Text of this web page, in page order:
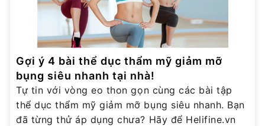
Gợi ý 4 bài thể dục thẩm mỹ giảm mỡ
bụng siêu nhanh tại nhà!
Tự tin với vòng eo thon gọn cùng các bài tập
thể dục thẩm mỹ giảm mỡ bụng siêu nhanh. Bạn
đã từng thử áp dụng chưa? Hãy để Helifine.vn